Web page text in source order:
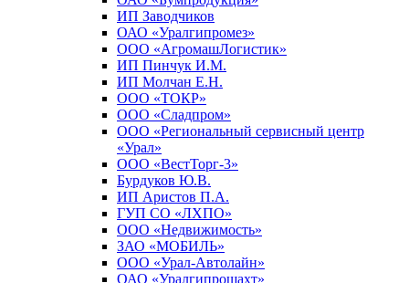
ИП Заводчиков
ОАО «Уралгипромез»
ООО «АгромашЛогистик»
ИП Пинчук И.М.
ИП Молчан Е.Н.
ООО «ТОКР»
ООО «Сладпром»
ООО «Региональный сервисный центр
«Урал»
ООО «ВестТорг-3»
Бурдуков Ю.В.
ИП Аристов П.А.
ГУП СО «ЛХПО»
ООО «Недвижимость»
ЗАО «МОБИЛЬ»
ООО «Урал-Автолайн»
ОАО «Уралгипрошахт»